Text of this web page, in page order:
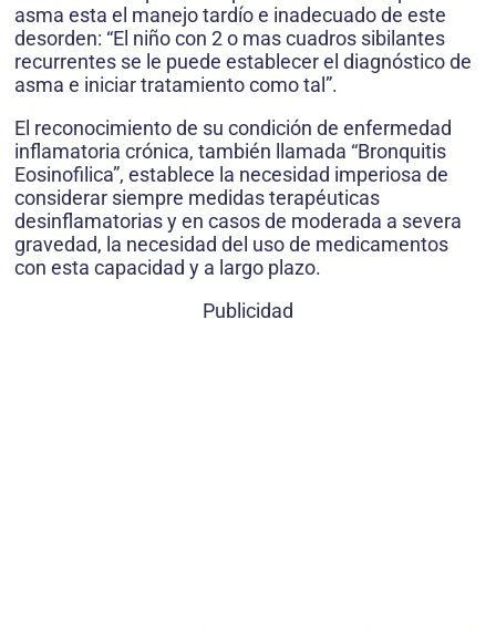
asma esta el manejo tardío e inadecuado de este
desorden: “El niño con 2 o mas cuadros sibilantes
recurrentes se le puede establecer el diagnóstico de
asma e iniciar tratamiento como tal”.
El reconocimiento de su condición de enfermedad
inflamatoria crónica, también llamada “Bronquitis
Eosinofilica”, establece la necesidad imperiosa de
considerar siempre medidas terapéuticas
desinflamatorias y en casos de moderada a severa
gravedad, la necesidad del uso de medicamentos
con esta capacidad y a largo plazo.
Publicidad